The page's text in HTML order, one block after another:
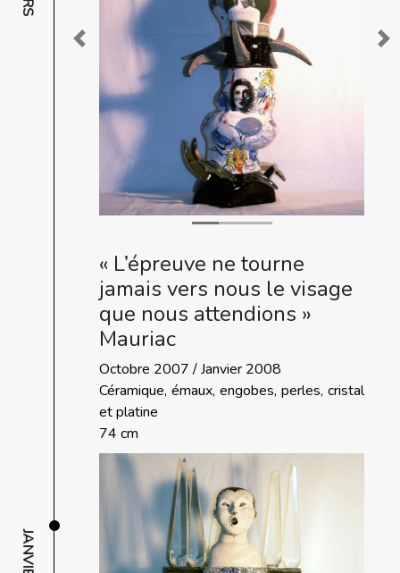
Previous
JANVIER
« L’épreuve ne tourne
jamais vers nous le visage
que nous attendions »
Mauriac
Octobre 2007 / Janvier 2008
Céramique, émaux, engobes, perles, cristal
et platine
74 cm